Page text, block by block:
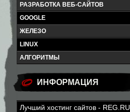
РАЗРАБОТКА ВЕБ-САЙТОВ
GOOGLE
ЖЕЛЕЗО
LINUX
АЛГОРИТМЫ
ИНФОРМАЦИЯ
Лучший хостинг сайтов - REG.RU